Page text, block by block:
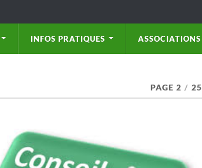
INFOS PRATIQUES ASSOCIATIONS
PAGE 2 / 25